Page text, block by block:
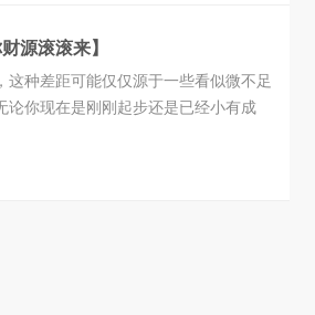
源滚滚来】
种差距可能仅仅源于一些看似微不足
你现在是刚刚起步还是已经小有成